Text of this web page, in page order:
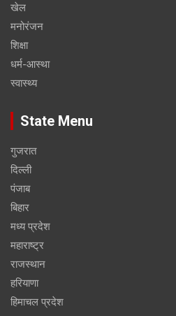
खेल
मनोरंजन
शिक्षा
धर्म-आस्था
स्वास्थ्य
State Menu
गुजरात
दिल्ली
पंजाब
बिहार
मध्य प्रदेश
महाराष्ट्र
राजस्थान
हरियाणा
हिमाचल प्रदेश